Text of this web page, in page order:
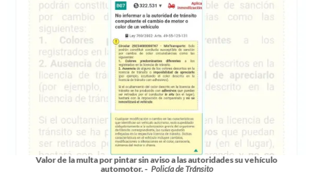
Valor de la multa por pintar sin aviso a las autoridades su vehículo
automotor. - Policía de Tránsito